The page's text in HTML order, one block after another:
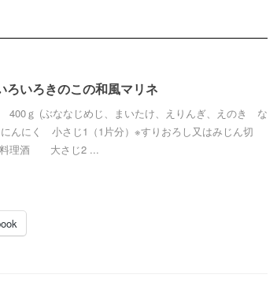
ろいろきのこの和風マリネ
ｇ (ぶななじめじ、まいたけ、えりんぎ、えのき な
んにく 小さじ1（1片分）※すりおろし又はみじん切
料理酒 大さじ2 ...